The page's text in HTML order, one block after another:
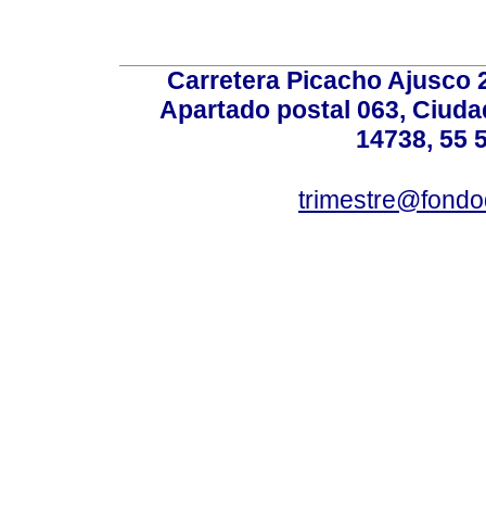
Carretera Picacho Ajusco
Apartado postal 063,
14738, 55